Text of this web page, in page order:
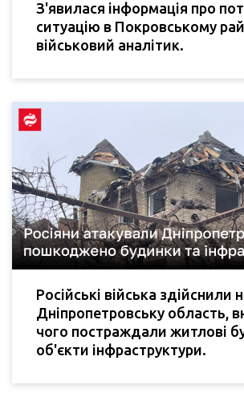
З'явилася інформація про
ситуацію в Покровському
військовий аналітик.
Російські війська здійснили
Дніпропетровську область,
чого постраждали житлові
об'єкти інфраструктури.